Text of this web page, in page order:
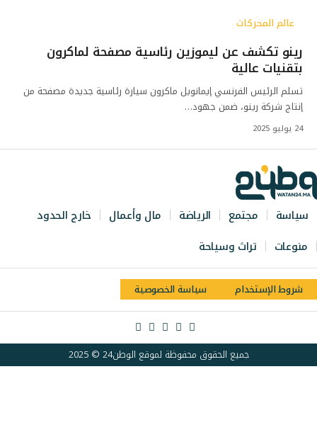
عالم المحركات
رينو تكشف عن ليموزين رئاسية مصفحة لماكرون
بتقنيات عالية
تسلم الرئيس الفرنسي إيمانويل ماكرون سيارة رئاسية جديدة مصفحة من
إنتاج شركة رينو، ضمن جهود…
24 يوليو 2025
سياسة مجتمع الرياضة مال وأعمال
خارج الحدود
منوعات
تراث وسياحة
شروط الإستخدام سياسة الخصوصية
جميع الحقوق محفوظة لموقع الوطن24 © 2025